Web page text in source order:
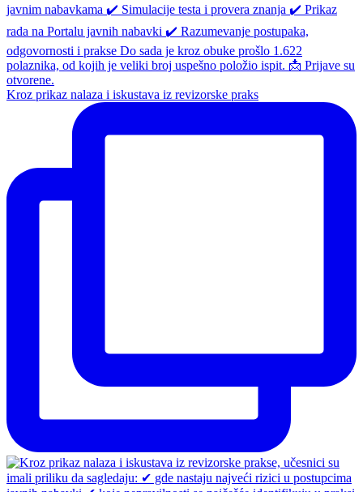
Kroz prikaz nalaza i iskustava iz revizorske praks